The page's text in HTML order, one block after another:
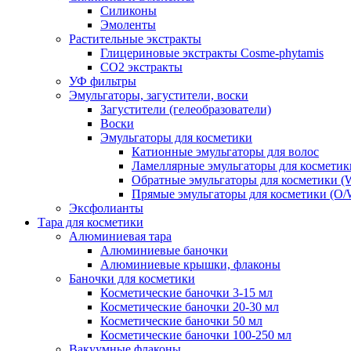
Силиконы
Эмоленты
Растительные экстракты
Глицериновые экстракты Cosme-phytamis
СО2 экстракты
УФ фильтры
Эмульгаторы, загустители, воски
Загустители (гелеобразователи)
Воски
Эмульгаторы для косметики
Катионные эмульгаторы для волос
Ламеллярные эмульгаторы для
Обратные эмульгаторы для косметики
Прямые эмульгаторы для косметики (O/
Эксфолианты
Тара для косметики
Алюминиевая тара
Алюминиевые баночки
Алюминиевые крышки, флаконы
Баночки для косметики
Косметические баночки 3-15 мл
Косметические баночки 20-30 мл
Косметические баночки 50 мл
Косметические баночки 100-250 мл